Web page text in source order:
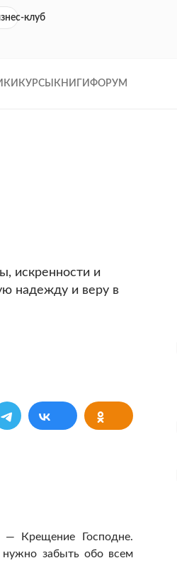
клуб
КУРСЫ КНИГИ ФОРУМ
искренности и
надежду и веру в
Крещение Господне.
нужно забыть обо всем